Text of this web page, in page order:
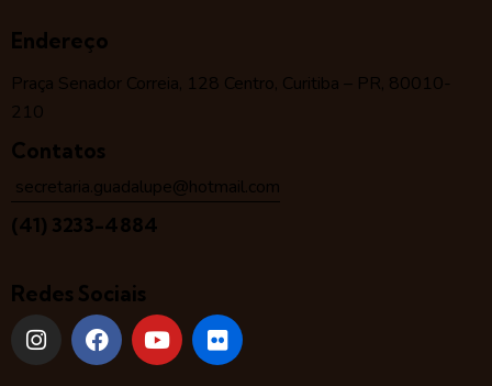
Endereço
Praça Senador Correia, 128 Centro, Curitiba – PR, 80010-
210
Contatos
secretaria.guadalupe@hotmail.com
(41) 3233-4884
Redes Sociais